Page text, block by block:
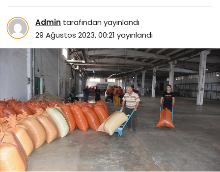
Admin tarafından yayınlandı
29 Ağustos 2023, 00:21 yayınlandı